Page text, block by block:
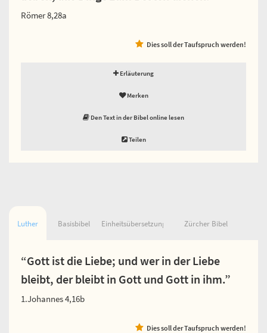
Römer 8,28a
Dies soll der Taufspruch werden!
Erläuterung
Merken
Den Text in der Bibel online lesen
Teilen
Luther Basisbibel Einheitsübersetzung Zürcher Bibel
“Gott ist die Liebe; und wer in der Liebe
bleibt, der bleibt in Gott und Gott in ihm.”
1.Johannes 4,16b
Dies soll der Taufspruch werden!